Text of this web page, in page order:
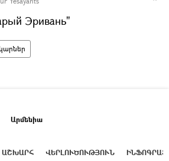
Эривань"
Արմենիա
ԱՇԽԱՐՀ ՎԵՐԼՈՒԾՈՒԹՅՈՒՆ